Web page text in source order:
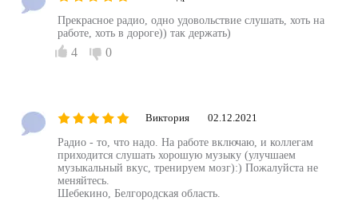
Прекрасное радио, одно удовольствие слушать, хоть на
работе, хоть в дороге)) так держать)
4 0
Виктория 02.12.2021
Радио - то, что надо. На работе включаю, и коллегам
приходится слушать хорошую музыку (улучшаем
музыкальный вкус, тренируем мозг):) Пожалуйста не
меняйтесь.
Шебекино, Белгородская область.